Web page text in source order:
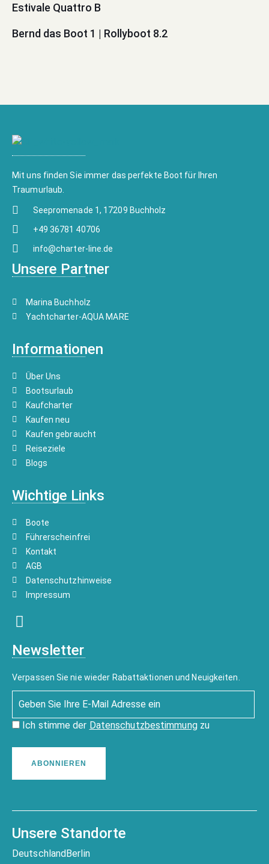
Estivale Quattro B
Bernd das Boot 1 | Rollyboot 8.2
Mit uns finden Sie immer das perfekte Boot für Ihren
Traumurlaub.
Seepromenade 1, 17209 Buchholz
+49 36781 40706
info@charter-line.de
Unsere Partner
Marina Buchholz
Yachtcharter-AQUA MARE
Informationen
Über Uns
Bootsurlaub
Kaufcharter
Kaufen neu
Kaufen gebraucht
Reiseziele
Blogs
Wichtige Links
Boote
Führerscheinfrei
Kontakt
AGB
Datenschutzhinweise
Impressum
Newsletter
Verpassen Sie nie wieder Rabattaktionen und Neuigkeiten.
Ich stimme der Datenschutzbestimmungzu
ABONNIEREN
Unsere Standorte
Deutschland Berlin